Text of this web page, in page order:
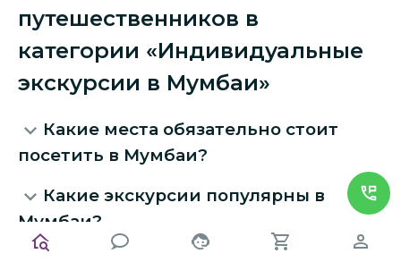
путешественников в
категории «Индивидуальные
экскурсии в Мумбаи»
Какие места обязательно стоит
посетить в Мумбаи?
Какие экскурсии популярны в
Мумбаи?